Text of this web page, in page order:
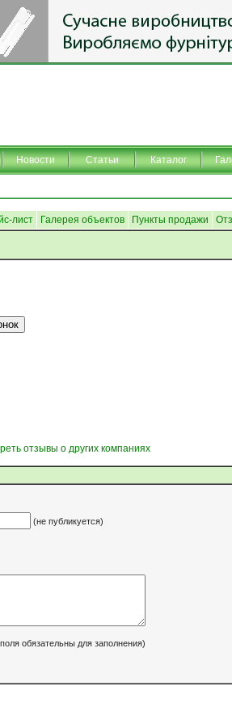
Новости Статьи Каталог
лист Галерея объектов Пункты продажи
отзывы о других компаниях
(не публикуется)
обязательны для заполнения)